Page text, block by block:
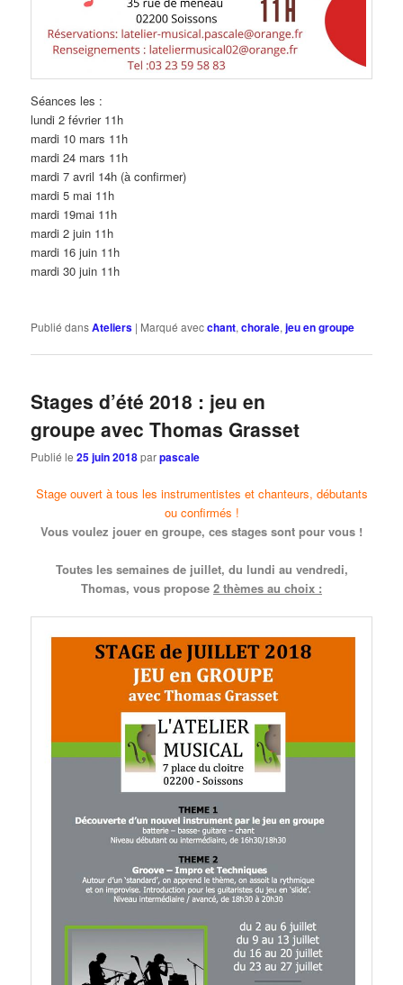
Séances les :
lundi 2 février 11h
mardi 10 mars 11h
mardi 24 mars 11h
mardi 7 avril 14h (à confirmer)
mardi 5 mai 11h
mardi 19mai 11h
mardi 2 juin 11h
mardi 16 juin 11h
mardi 30 juin 11h
Publié dansAteliers | Marqué avecchant,chorale,jeu en groupe
Stages d’été 2018 : jeu en
groupe avec Thomas Grasset
Publié le25 juin 2018parpascale
Stage ouvert à tous les instrumentistes et chanteurs, débutants
ou confirmés !
Vous voulez jouer en groupe, ces stages sont pour vous !
Toutes les semaines de juillet, du lundi au vendredi,
Thomas, vous propose 2 thèmes au choix :